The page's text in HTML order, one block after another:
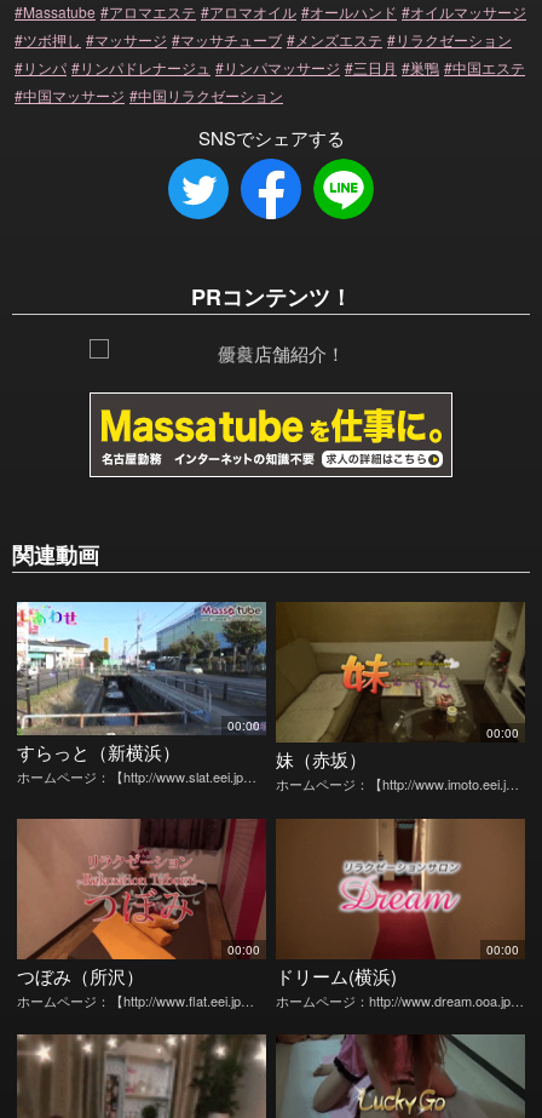
Massatube アロマエステ アロマオイル オールハンド
オイルマッサージ
ツボ押し
マッサージ マッサチューブ メンズエステ
リラクゼーション
リンパ
リンパドレナージュ リンパマッサージ 三日月 巣鴨
中国エステ
中国マッサージ
中国リラクゼーション
SNSでシェアする
PRコンテンツ！
関連動画
00:00
すらっと（新横浜）
ホームページ：【http://www.slat.eei.jp…
00:00
妹（赤坂）
ホームページ：【http://www.imoto.eei.j…
00:00
つぼみ（所沢）
ホームページ：【http://www.flat.eei.jp…
00:00
ドリーム(横浜)
ホームページ：http://www.dream.ooa.jp…